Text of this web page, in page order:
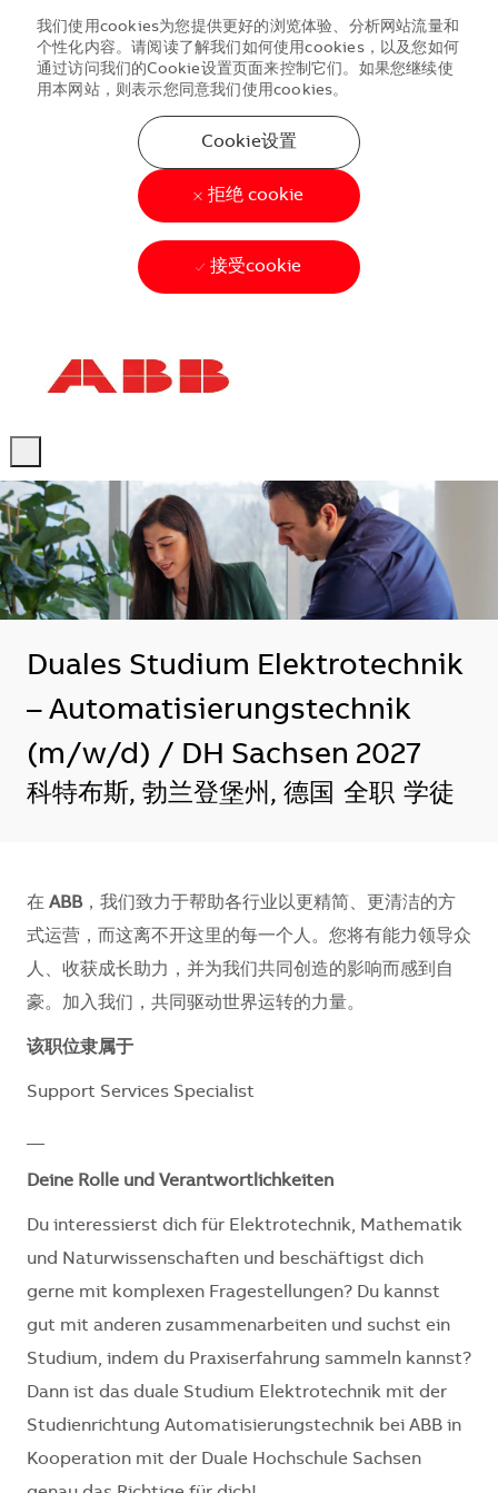
-
-
我们使用cookies为您提供更好的浏览体验、分析网站流量和
个性化内容。请阅读了解我们如何使用cookies，以及您如何
通过访问我们的Cookie设置页面来控制它们。如果您继续使
用本网站，则表示您同意我们使用cookies。
Cookie设置
拒绝 cookie
接受cookie
Duales Studium Elektrotechnik
– Automatisierungstechnik
(m/w/d) / DH Sachsen 2027
地点
科特布斯, 勃兰登堡州, 德国 全职 学徒
在 ABB，我们致力于帮助各行业以更精简、更清洁的方
式运营，而这离不开这里的每一个人。您将有能力领导众
人、收获成长助力，并为我们共同创造的影响而感到自
豪。加入我们，共同驱动世界运转的力量。​​​​
该职位隶属于
Support Services Specialist
Deine Rolle und Verantwortlichkeiten
Du interessierst dich für Elektrotechnik, Mathematik
und Naturwissenschaften und beschäftigst dich
gerne mit komplexen Fragestellungen? Du kannst
gut mit anderen zusammenarbeiten und suchst ein
Studium, indem du Praxiserfahrung sammeln kannst?
Dann ist das duale Studium Elektrotechnik mit der
Studienrichtung Automatisierungstechnik bei ABB in
Kooperation mit der Duale Hochschule Sachsen